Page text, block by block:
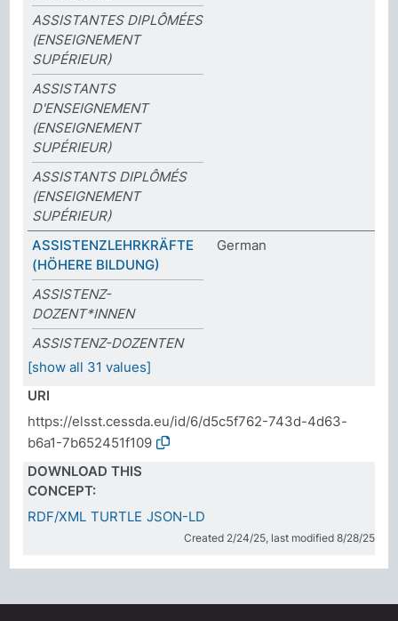
ASSISTANTES DIPLÔMÉES
(ENSEIGNEMENT
SUPÉRIEUR)
ASSISTANTS
D'ENSEIGNEMENT
(ENSEIGNEMENT
SUPÉRIEUR)
ASSISTANTS DIPLÔMÉS
(ENSEIGNEMENT
SUPÉRIEUR)
ASSISTENZLEHRKRÄFTE
(HÖHERE BILDUNG)
German
ASSISTENZ-
DOZENT*INNEN
ASSISTENZ-DOZENTEN
[show all 31 values]
URI
https://elsst.cessda.eu/id/6/d5c5f762-743d-4d63-
b6a1-7b652451f109
DOWNLOAD THIS
CONCEPT:
RDF/XML TURTLE JSON-LD
Created 2/24/25, last modified 8/28/25